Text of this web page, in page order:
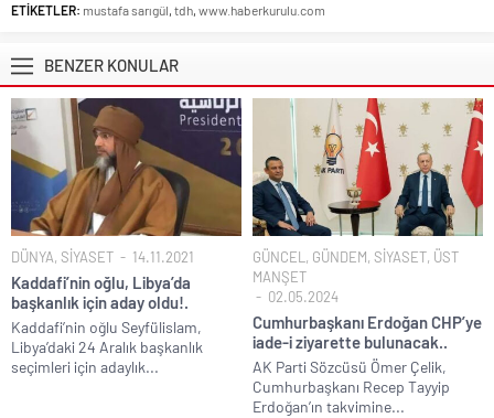
ETİKETLER: mustafa sarıgül tdh www.haberkurulu.com
BENZER KONULAR
DÜNYA, SİYASET 14.11.2021
Kaddafi’nin oğlu, Libya’da
başkanlık için aday oldu!.
Kaddafi’nin oğlu Seyfülislam,
Libya’daki 24 Aralık başkanlık
seçimleri için adaylık...
GÜNCEL , GÜNDEM, SİYASET, ÜST
MANŞET
02.05.2024
Cumhurbaşkanı Erdoğan CHP’ye
iade-i ziyarette bulunacak..
AK Parti Sözcüsü Ömer Çelik,
Cumhurbaşkanı Recep Tayyip
Erdoğan’ın takvimine...